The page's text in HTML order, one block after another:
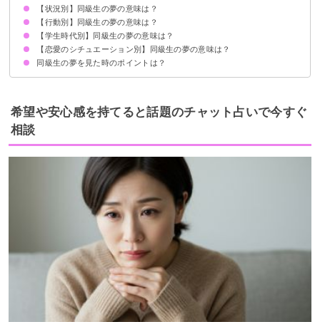
異性の同級生の夢【吉夢】
同性の同級生の夢【吉夢】
昔好きだった同級生の夢【吉夢】
親しくない同級生の夢【警告夢】
【状況別】同級生の夢の意味は？
同級生が亡くなる夢【吉夢】
同級生と再会する夢【警告夢】
同級生が家に来る夢【吉夢・警告夢】
同級生が殺される夢【警告夢】
同級生がたくさん出てくる夢【吉夢】
同級生に追いかけられる夢【警告夢】
同級生にいじめられる夢【警告夢】
同級生が泣く夢【警告夢】
同級生が妊娠する夢【吉夢】
同級生に嫌われる夢【警告夢】
同級生に励まされる夢【警告夢】
【行動別】同級生の夢の意味は？
同級生と話す夢【吉夢】
同級生と遊ぶ夢【吉夢】
同級生と食事する夢【吉夢】
同級生を励ます夢【吉夢】
同級生をいじめる夢【警告夢】
同級生を叱る夢【警告夢】
同級生を助ける夢【吉夢】
同級生を車で送る夢【吉夢】
同級生を殴る夢【吉夢】
同級生を追いかける夢【吉夢】
同級生を殺す夢【警告夢】
同級生に奢る夢【吉夢】
【学生時代別】同級生の夢の意味は？
小学校の同級生の夢【吉夢】
中学校の同級生の夢【警告夢】
高校の同級生の夢【吉夢】
大学の同級生の夢【吉夢】
【恋愛のシチュエーション別】同級生の夢の意味は？
異性の同級生と付き合う夢【吉夢】
異性の同級生に告白する夢【警告夢】
異性の同級生に告白される夢【吉夢】
異性の同級生とイチャイチャする夢【吉夢】
異性の同級生に好かれる夢【吉夢】
異性の同級生とキスする夢【吉夢】
異性の同級生とエッチする夢【吉夢】
異性の同級生と結婚する夢【警告夢】
異性の同級生と抱き合う夢【警告夢】
同級生の夢を見た時のポイントは？
人間関係の不満や悩みを信頼できる人に相談する
思い切って環境を変えてみるのもアリ
希望や安心感を持てると話題のチャット占いで今すぐ
相談